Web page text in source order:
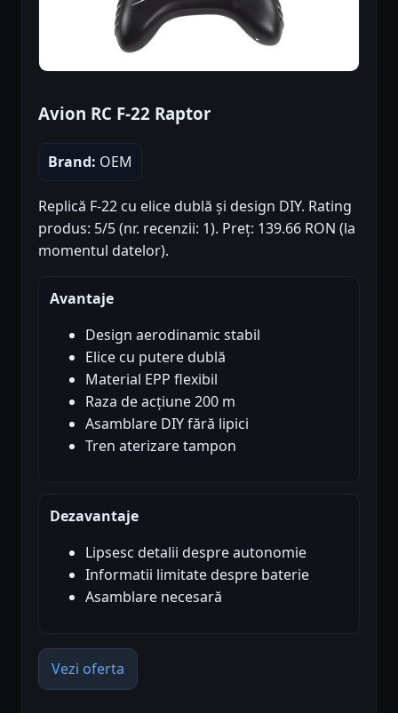
Avion RC F-22 Raptor
Brand: OEM
Replică F-22 cu elice dublă și design DIY. Rating
produs: 5/5 (nr. recenzii: 1). Preț: 139.66 RON (la
momentul datelor).
Avantaje
Design aerodinamic stabil
Elice cu putere dublă
Material EPP flexibil
Raza de acțiune 200 m
Asamblare DIY fără lipici
Tren aterizare tampon
Dezavantaje
Lipsesc detalii despre autonomie
Informatii limitate despre baterie
Asamblare necesară
Vezi oferta